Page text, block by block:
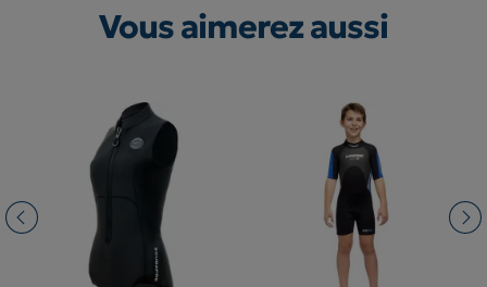
Vous aimerez aussi